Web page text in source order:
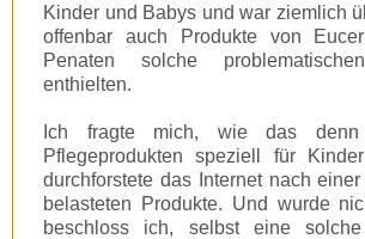
Kinder und Babys und war ziemlich
offenbar auch Produkte von
Penaten solche
enthielten.
Ich fragte mich, wie das
Pflegeprodukten speziell für
durchforstete das Internet nach
belasteten Produkte. Und wurde
beschloss ich, selbst eine